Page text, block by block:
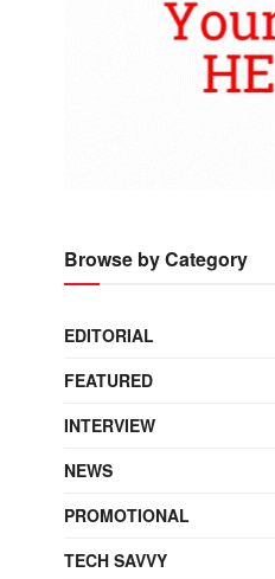
Browse by Category
EDITORIAL
FEATURED
INTERVIEW
NEWS
PROMOTIONAL
TECH SAVVY